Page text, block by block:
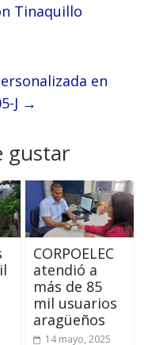
Tinaquillo
en
J →
gustar
CORPOELEC
atendió a
más de 85
mil usuarios
aragüeños
14 mayo, 2025